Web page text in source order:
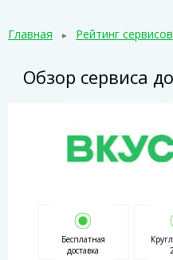
Главная Рейтинг
Обзор сервиса
Бесплатная
доставка